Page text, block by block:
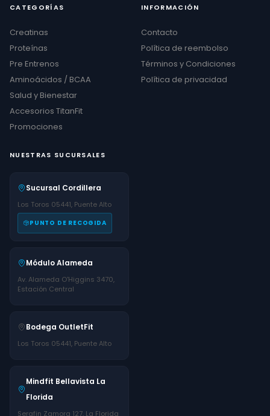
CATEGORÍAS
Creatinas
Proteínas
Pre Entrenos
Aminoácidos / BCAA
Salud y Bienestar
Accesorios TitanFit
Promociones
INFORMACIÓN
Contacto
Política de reembolso
Términos y Condiciones
Política de privacidad
NUESTRAS SUCURSALES
Sucursal Cordillera
Los Toros 05441, Puente Alto
PUNTO DE RECOGIDA
Módulo Alameda
Av. Alameda O'Higgins 3470,
Estación Central
Bodega OutletFit
Los Toros 05441, Puente Alto
Mindfit Bellavista La
Florida
Serafin Zamora 127, La Florida